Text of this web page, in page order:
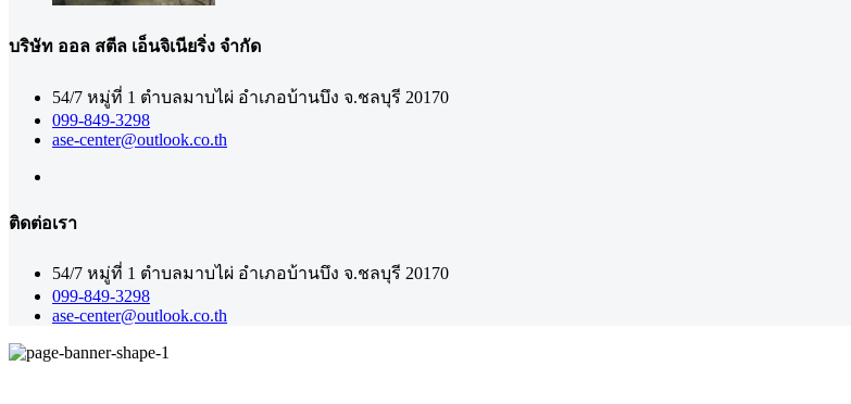
บริษัท ออล สตีล เอ็นจิเนียริ่ง จำกัด
54/7 หมู่ที่ 1 ตำบลมาบไผ่ อำเภอบ้านบึง จ.ชลบุรี 20170
099-849-3298
ase-center@outlook.co.th
ติดต่อเรา
54/7 หมู่ที่ 1 ตำบลมาบไผ่ อำเภอบ้านบึง จ.ชลบุรี 20170
099-849-3298
ase-center@outlook.co.th